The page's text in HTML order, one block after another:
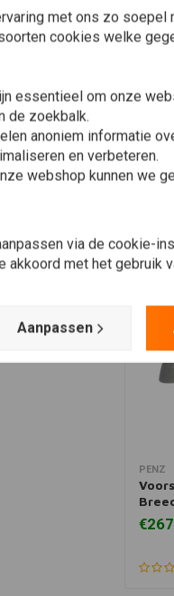
PENZ
met ons zo soepel
cookies welke
essentieel om onze
de zoekbalk.
anoniem informatie
en verbeteren.
webshop kunnen we
via de cookie-
akkoord met het gebruik
Aanpassen